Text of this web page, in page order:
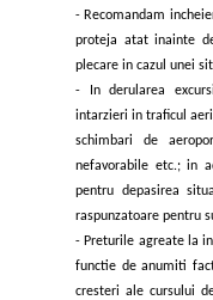
- Recomandam
proteja atat inainte
plecare in cazul unei
- In derularea
intarzieri in traficul
schimbari de
nefavorabile etc.; in
pentru depasirea
raspunzatoare pentru
- Preturile agreate la
functie de anumiti
cresteri ale cursului